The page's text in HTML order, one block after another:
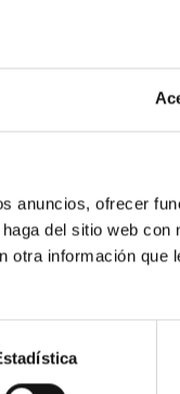
anuncios, ofrecer
del sitio web con
otra información que
of
matter density
cuspy dark